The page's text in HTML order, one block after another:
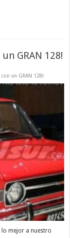
GRAN 128!
un GRAN 128!
lo mejor a nuestro